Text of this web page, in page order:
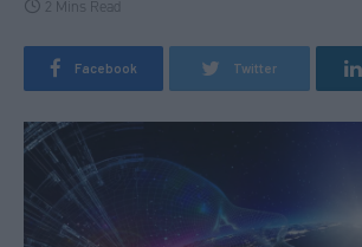
2 Mins Read
Facebook Twitter